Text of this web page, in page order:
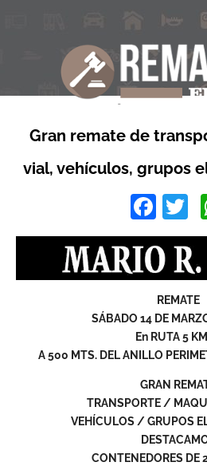
Gran remate de
vial, vehículos, grupos
REMATE
SÁBADO 14 DE
En RUTA 5
A 500 MTS. DEL ANILLO
GRAN
TRANSPORTE /
VEHÍCULOS / GRUPOS
CONTENEDORES DE